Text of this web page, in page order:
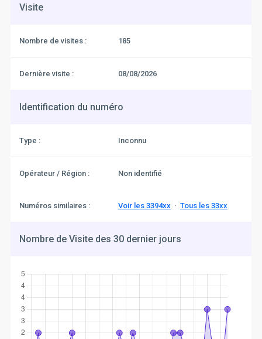
Visite
Nombre de visites : 185
Dernière visite : 08/08/2026
Identification du numéro
Type : Inconnu
Opérateur / Région : Non identifié
Numéros similaires : Voir les 3394xx· Tous les 33xx
Nombre de Visite des 30 dernier jours